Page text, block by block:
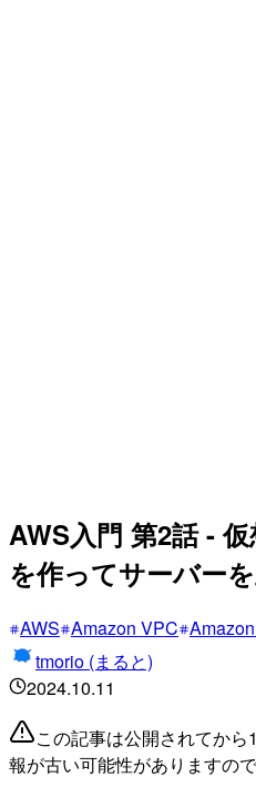
AWS入門 第2話 -
を作ってサーバー
AWS Amazon VPC
tmorio (まると)
2024.10.11
この記事は公開されてか
報が古い可能性がありますの